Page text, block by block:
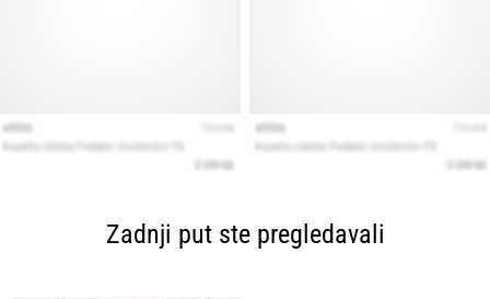
Zadnji put ste pregledavali